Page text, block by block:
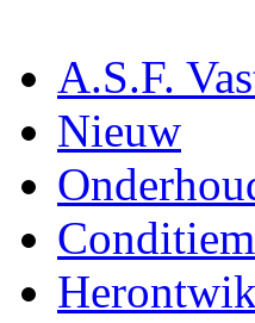
A.S.F.
Nieuw